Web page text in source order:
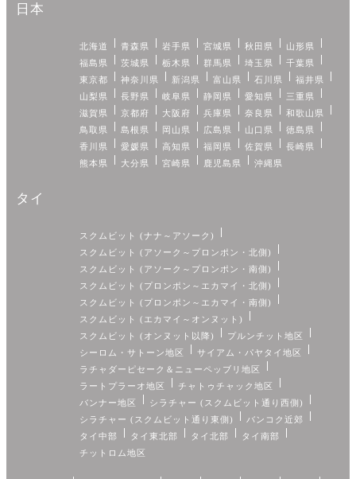
日本
北海道 青森県 岩手県 宮城県 秋田県
山形県
福島県
茨城県 栃木県 群馬県 埼玉県
千葉県
東京都
神奈川県 新潟県 富山県 石川県
福井県
山梨県
長野県 岐阜県 静岡県 愛知県
三重県
滋賀県
京都府 大阪府 兵庫県 奈良県
和歌山県
鳥取県
島根県 岡山県 広島県 山口県
徳島県
香川県
愛媛県 高知県 福岡県 佐賀県
長崎県
熊本県
大分県 宮崎県 鹿児島県 沖縄県
タイ
スクムビット (ナナ～アソーク)
スクムビット (アソーク～プロンポン・北側)
スクムビット (アソーク～プロンポン・南側)
スクムビット (プロンポン～エカマイ・北側)
スクムビット (プロンポン～エカマイ・南側)
スクムビット (エカマイ～オンヌット)
スクムビット (オンヌット以降)
プルンチット地区
シーロム・サトーン地区
サイアム・パヤタイ地区
ラチャダーピセーク＆ニューペッブリ地区
ラートプラーオ地区
チャトゥチャック地区
バンナー地区
シラチャー (スクムビット通り西側)
シラチャー (スクムビット通り東側)
バンコク近郊
タイ中部
タイ東北部 タイ北部
タイ南部
チットロム地区